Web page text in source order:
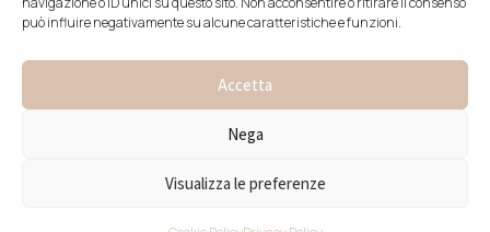
può influire negativamente su alcune caratteristiche e funzioni.
Accetta
Nega
Visualizza le preferenze